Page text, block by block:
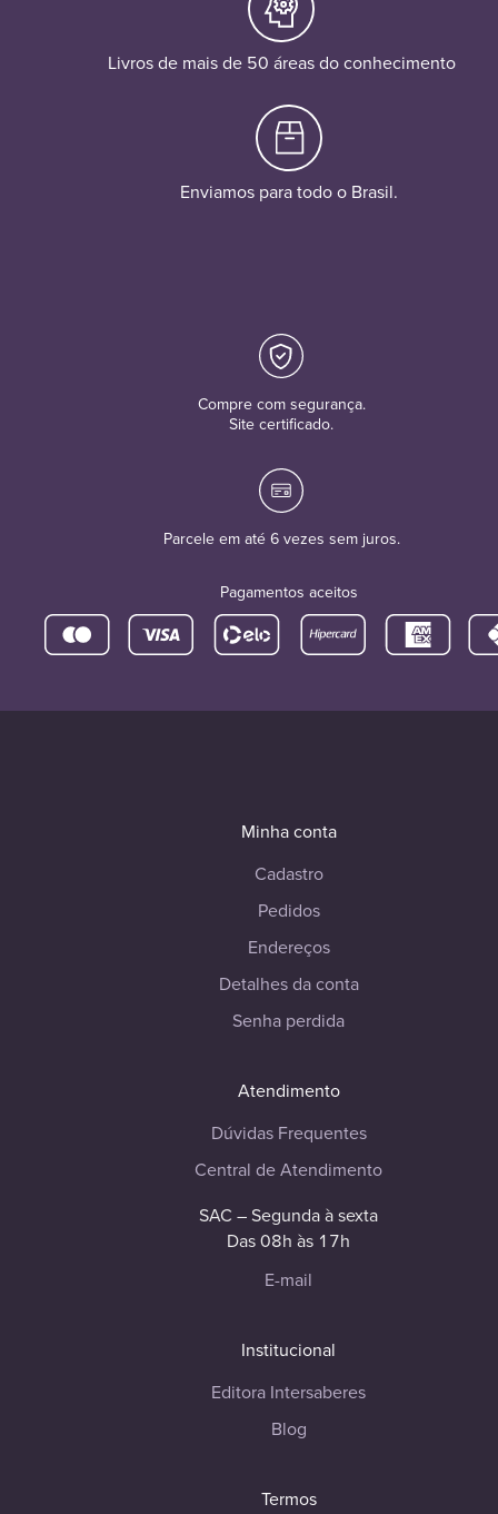
Livros de mais de 50 áreas do conhecimento
Enviamos para todo o Brasil.
Compre com segurança.
Site certificado.
Parcele em até 6 vezes sem juros.
Pagamentos aceitos
Minha conta
Cadastro
Pedidos
Endereços
Detalhes da conta
Senha perdida
Atendimento
Dúvidas Frequentes
Central de Atendimento
SAC – Segunda à sexta
Das 08h às 17h
E-mail
Institucional
Editora Intersaberes
Blog
Termos